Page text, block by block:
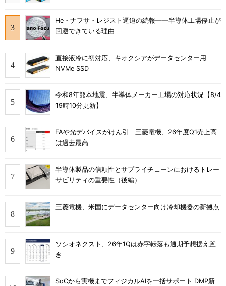
He・ナフサ・レジスト逼迫の続報――半導体工場停止が
回避できている理由
直接液冷に初対応、キオクシアがデータセンター用
NVMe SSD
令和8年熊本地震、半導体メーカー工場の対応状況【8/4
19時10分更新】
FAや光デバイスがけん引 三菱電機、26年度Q1売上高
は過去最高
半導体製品の信頼性とサプライチェーンにおけるトレー
サビリティの重要性（後編）
三菱電機、米国にデータセンター向け冷却機器の新拠点
ソシオネクスト、26年1Qは赤字転落も通期予想据え置
き
SoCから実機までフィジカルAIを一括サポート DMP新